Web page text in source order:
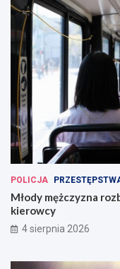
POLICJA
Młody mężczyzna
kierowcy
4 sierpnia 2026